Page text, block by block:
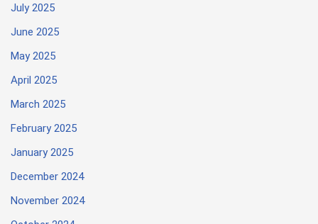
July 2025
June 2025
May 2025
April 2025
March 2025
February 2025
January 2025
December 2024
November 2024